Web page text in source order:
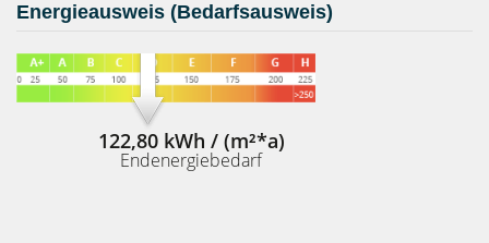
Energieausweis (Bedarfsausweis)
122,80 kWh / (m²*a)
Endenergiebedarf